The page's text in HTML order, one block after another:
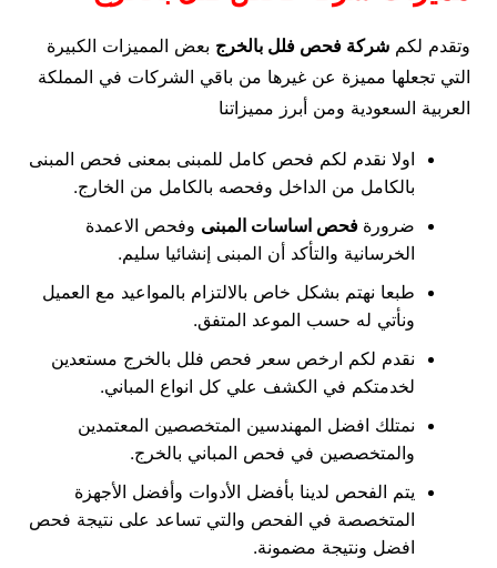
وتقدم لكم شركة فحص فلل بالخرج بعض المميزات الكبيرة
التي تجعلها مميزة عن غيرها من باقي الشركات في المملكة
العربية السعودية ومن أبرز مميزاتنا
اولا نقدم لكم فحص كامل للمبنى بمعنى فحص المبنى
بالكامل من الداخل وفحصه بالكامل من الخارج.
ضرورة فحص اساسات المبنى وفحص الاعمدة
الخرسانية والتأكد أن المبنى إنشائيا سليم.
طبعا نهتم بشكل خاص بالالتزام بالمواعيد مع العميل
ونأتي له حسب الموعد المتفق.
نقدم لكم ارخص سعر فحص فلل بالخرج مستعدين
لخدمتكم في الكشف علي كل انواع المباني.
نمتلك افضل المهندسين المتخصصين المعتمدين
والمتخصصين في فحص المباني بالخرج.
يتم الفحص لدينا بأفضل الأدوات وأفضل الأجهزة
المتخصصة في الفحص والتي تساعد على نتيجة فحص
افضل ونتيجة مضمونة.